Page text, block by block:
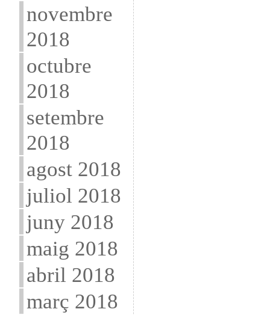
novembre
2018
octubre
2018
setembre
2018
agost 2018
juliol 2018
juny 2018
maig 2018
abril 2018
març 2018